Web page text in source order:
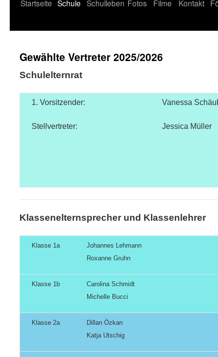
Startseite Schule Schulleben Fotos Filme Kontakt
Gewählte Vertreter 2025/2026
Schulelternrat
1. Vorsitzender:
Stellvertreter:
Vanessa
Jessica Müller
Klassenelternsprecher und Klassenlehrer
Klasse 1a
Johannes Lehmann
Roxanne Gruhn
Klasse 1b
Carolina Schmidt
Michelle Bucci
Klasse 2a
Dillan Özkan
Katja Utschig